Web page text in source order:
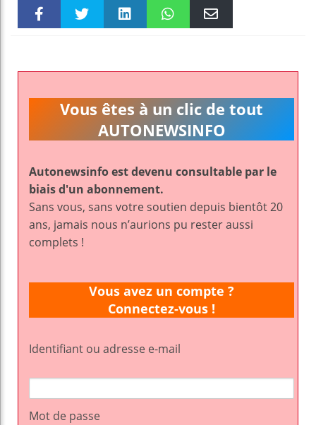
k pt
Vous êtes à un clic de tout
AUTONEWSINFO
Autonewsinfo est devenu consultable par le
biais d'un abonnement.
Sans vous, sans votre soutien depuis bientôt 20
ans, jamais nous n’aurions pu rester aussi
complets !
Vous avez un compte ?
Connectez-vous !
Identifiant ou adresse e-mail
Mot de passe